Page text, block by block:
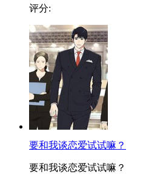
评分:
要和我谈恋爱试试嘛？
要和我谈恋爱试试嘛？